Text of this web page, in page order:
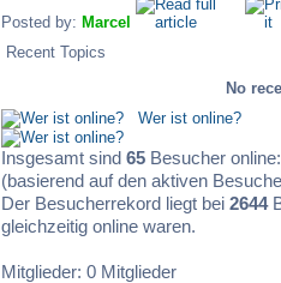
Gesundes neues
Pozilei
02.01.2024, 18:14
Moin Moin und
02.01.2024, 10:57
frohes und
Wicked
01.01.2024, 10:24
ich wünsche
Wicked
Posted by: Marcel
Recent Topics
No
Wer ist online?
Insgesamt sind 65 Besucher
(basierend auf den aktiven
Der Besucherrekord liegt bei 2644
gleichzeitig online waren.
Mitglieder: 0 Mitglieder